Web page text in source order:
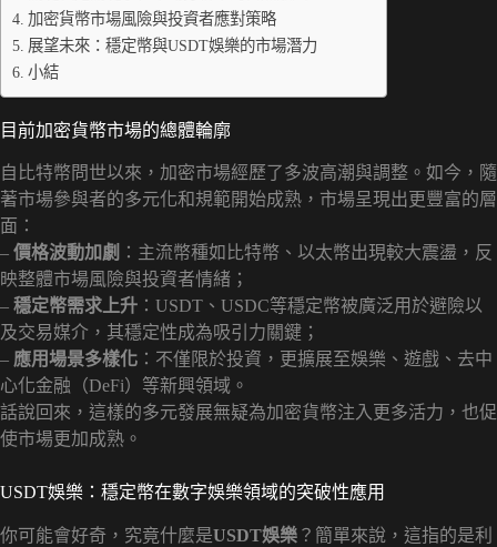
加密貨幣市場風險與投資者應對策略
展望未來：穩定幣與USDT娛樂的市場潛力
小結
目前加密貨幣市場的總體輪廓
自比特幣問世以來，加密市場經歷了多波高潮與調整。如今，隨
著市場參與者的多元化和規範開始成熟，市場呈現出更豐富的層
面：
– 價格波動加劇 ：主流幣種如比特幣、以太幣出現較大震盪，反
映整體市場風險與投資者情緒；
– 穩定幣需求上升 ：USDT、USDC等穩定幣被廣泛用於避險以
及交易媒介，其穩定性成為吸引力關鍵；
– 應用場景多樣化 ：不僅限於投資，更擴展至娛樂、遊戲、去中
心化金融（DeFi）等新興領域。
話說回來，這樣的多元發展無疑為加密貨幣注入更多活力，也促
使市場更加成熟。
USDT娛樂：穩定幣在數字娛樂領域的突破性應用
你可能會好奇，究竟什麼是USDT娛樂 ？簡單來說，這指的是利